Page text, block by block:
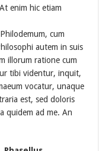
enim hic etiam
cum
autem in suis
illorum ratione cum
tibi videntur, inquit,
vocatur, unaque
est, sed doloris
quidem ad me. An